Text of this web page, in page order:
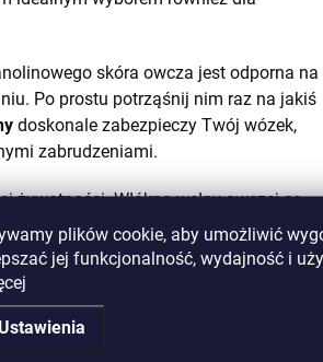
plików cookie, aby umożliwić
jej funkcjonalność, wydajność i
Ustawienia
skóra owcza jest odporna na
Po prostu potrząśnij nim raz na jakiś
doskonale zabezpieczy Twój wózek,
zabrudzeniami.
żywotności. Włókna wełny owczej są
do swojego pierwotnego położenia.
się na nim odleżyny.
świetne właściwości